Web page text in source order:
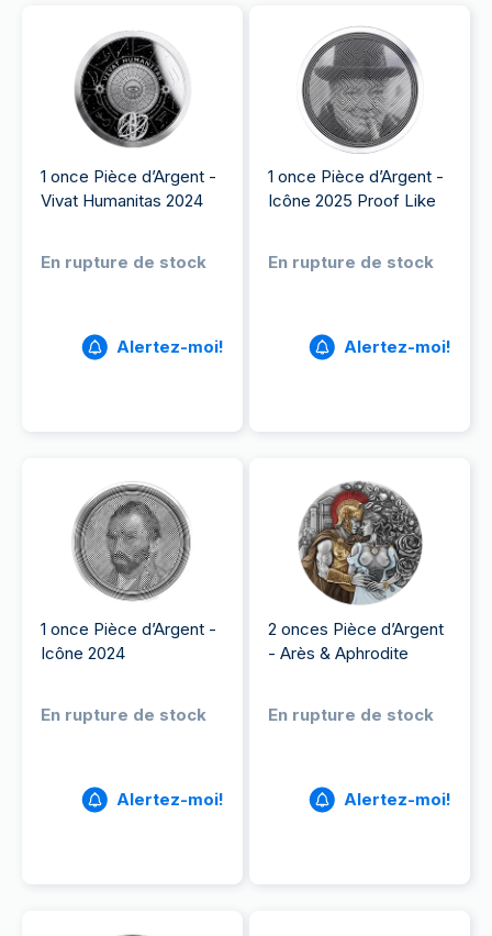
1 once Pièce d’Argent -
Vivat Humanitas 2024
En rupture de stock
Alertez-moi!
1 once Pièce d’Argent -
Icône 2025 Proof Like
En rupture de stock
Alertez-moi!
1 once Pièce d’Argent -
Icône 2024
En rupture de stock
Alertez-moi!
2 onces Pièce d’Argent
- Arès & Aphrodite
En rupture de stock
Alertez-moi!